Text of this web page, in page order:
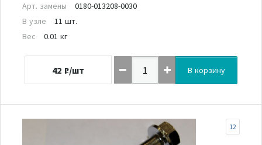
Арт. замены
0180-013208-0030
В узле
11 шт.
Вес
0.01 кг
42 ₽/шт В корзину
12